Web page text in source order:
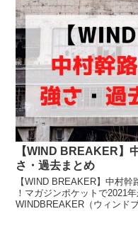
【WIND BREAKER】
さ・過去まとめ
【WIND BREAKER】中村
！マガジンポケットで2021
WINDBREAKER（ウィンド
や強さ・過去について紹介